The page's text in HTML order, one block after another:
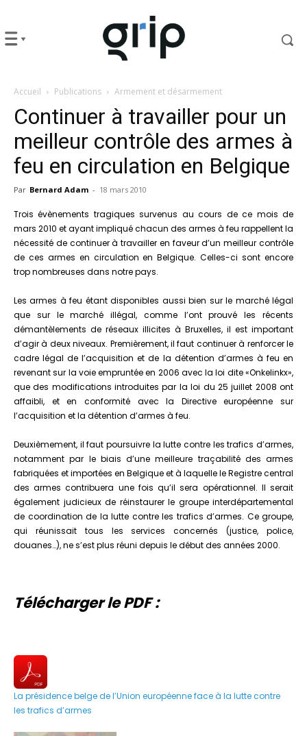
Accueil Publications Armement et désarmement
Continuer à travailler pour un
meilleur contrôle des armes à
feu en circulation en Belgique
Par Bernard Adam - 18 mars 2010
Trois évènements tragiques survenus au cours de ce mois de
mars 2010 et ayant impliqué chacun des armes à feu rappellent la
nécessité de continuer à travailler en faveur d’un meilleur contrôle
de ces armes en circulation en Belgique. Celles-ci sont encore
trop nombreuses dans notre pays.
Les armes à feu étant disponibles aussi bien sur le marché légal
que sur le marché illégal, comme l’ont prouvé les récents
démantèlements de réseaux illicites à Bruxelles, il est important
d’agir à deux niveaux. Premièrement, il faut continuer à renforcer le
cadre légal de l’acquisition et de la détention d’armes à feu en
revenant sur la voie empruntée en 2006 avec la loi dite «Onkelinkx»,
que des modifications introduites par la loi du 25 juillet 2008 ont
affaibli, et en conformité avec la Directive européenne sur
l’acquisition et la détention d’armes à feu.
Deuxièmement, il faut poursuivre la lutte contre les trafics d’armes,
notamment par le biais d’une meilleure traçabilité des armes
fabriquées et importées en Belgique et à laquelle le Registre central
des armes contribuera une fois qu’il sera opérationnel. Il serait
également judicieux de réinstaurer le groupe interdépartemental
de coordination de la lutte contre les trafics d’armes. Ce groupe,
qui réunissait tous les services concernés (justice, police,
douanes…), ne s’est plus réuni depuis le début des années 2000.
Télécharger le PDF :
La présidence belge de l’Union européenne face à la lutte contre
les trafics d’armes